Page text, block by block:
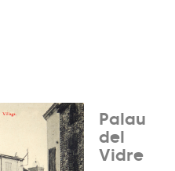
Palau
del
Vidre